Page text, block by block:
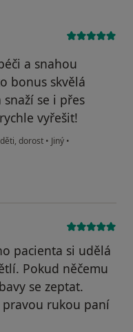
a snahou
bonus skvělá
snaží se i přes
vyřešit!
dorost • Jiný •
pacienta si udělá
Pokud něčemu
se zeptat.
rukou paní